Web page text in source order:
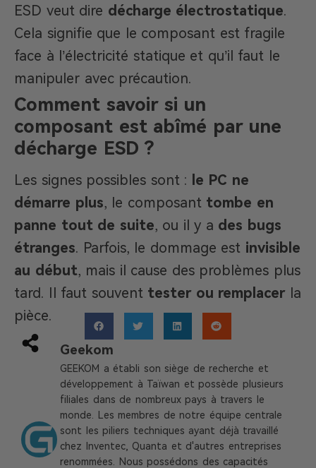
ESD veut dire décharge électrostatique.
Cela signifie que le composant est fragile
face à l’électricité statique et qu’il faut le
manipuler avec précaution.
Comment savoir si un
composant est abîmé par une
décharge ESD ?
Les signes possibles sont : le PC ne
démarre plus, le composant tombe en
panne tout de suite, ou il y a des bugs
étranges. Parfois, le dommage est invisible
au début, mais il cause des problèmes plus
tard. Il faut souvent tester ou remplacer la
pièce.
Geekom
GEEKOM a établi son siège de recherche et
développement à Taïwan et possède plusieurs
filiales dans de nombreux pays à travers le
monde. Les membres de notre équipe centrale
sont les piliers techniques ayant déjà travaillé
chez Inventec, Quanta et d'autres entreprises
renommées. Nous possédons des capacités